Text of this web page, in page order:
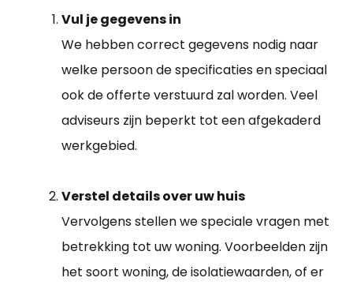
Vul je gegevens in
We hebben correct gegevens nodig naar
welke persoon de specificaties en speciaal
ook de offerte verstuurd zal worden. Veel
adviseurs zijn beperkt tot een afgekaderd
werkgebied.
Verstel details over uw huis
Vervolgens stellen we speciale vragen met
betrekking tot uw woning. Voorbeelden zijn
het soort woning, de isolatiewaarden, of er